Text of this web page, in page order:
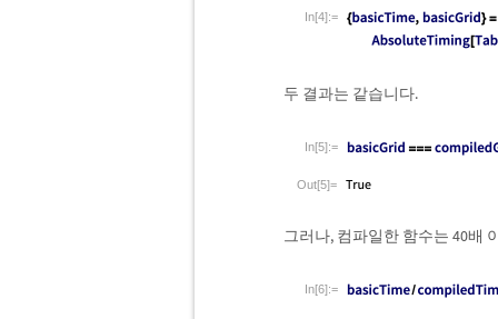
In[4]:=
두 결과는 같습니다.
In[5]:=
Out[5]=
그러나, 컴파일한 함수는 40배
In[6]:=